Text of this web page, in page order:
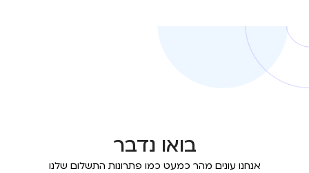
בואו נדבר
אנחנו עונים מהר כמעט כמו פתרונות התשלום שלנו